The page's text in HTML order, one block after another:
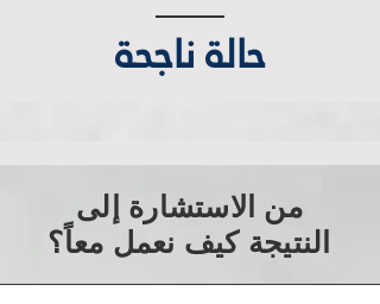
حالة ناجحة
من الاستشارة إلى
النتيجة كيف نعمل معاً؟